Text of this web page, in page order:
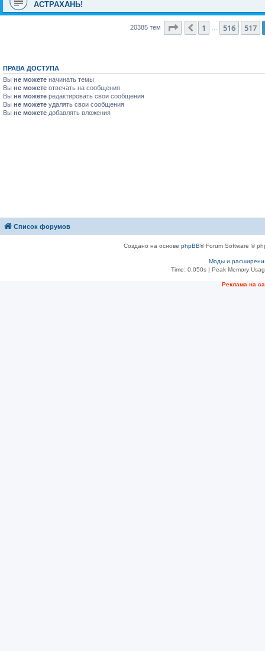
АСТРАХАНЬ!
20385 тем Страница 518из 816
Пред.
1 516 517
ПРАВА ДОСТУПА
Вы не можете начинать темы
Вы не можете отвечать на сообщения
Вы не можете редактировать свои сообщения
Вы не можете удалять свои сообщения
Вы не можете добавлять вложения
Список форумов
Создано на основе phpBB® Forum Software ©
Моды и
Time: 0.050s| Peak Memory
Рeклама на